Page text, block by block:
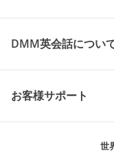
DMM英会話につい
お客様サポート
世